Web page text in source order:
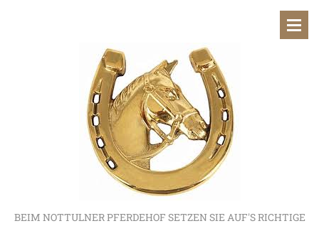
BEIM NOTTULNER PFERDEHOF SETZEN SIE AUF'S RICHTIGE